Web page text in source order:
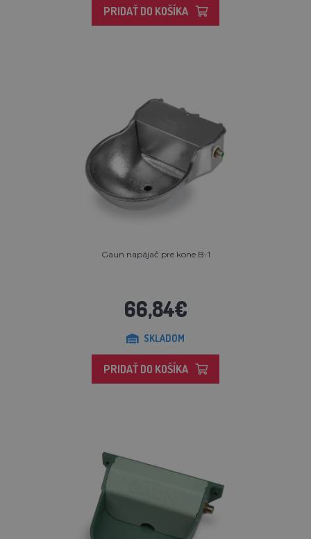
PRIDAŤ DO KOŠÍKA
Gaun napájač pre kone B-1
66,84€
SKLADOM
PRIDAŤ DO KOŠÍKA